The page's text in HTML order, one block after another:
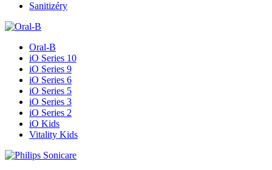
Sanitizéry
Oral-B
iO Series 10
iO Series 9
iO Series 6
iO Series 5
iO Series 3
iO Series 2
iO Kids
Vitality Kids